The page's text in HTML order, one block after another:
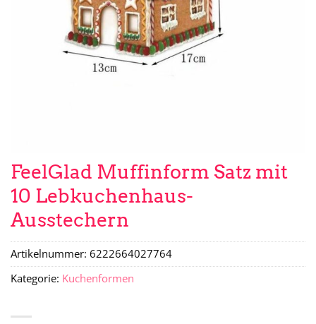
FeelGlad Muffinform Satz mit
10 Lebkuchenhaus-
Ausstechern
Artikelnummer: 6222664027764
Kategorie: Kuchenformen